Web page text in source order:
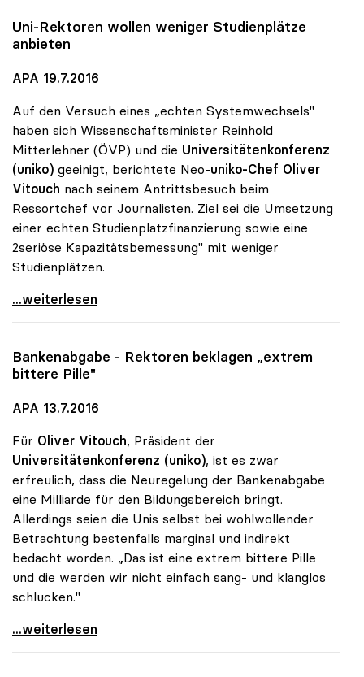
Uni-Rektoren wollen weniger Studienplätze
anbieten
APA 19.7.2016
Auf den Versuch eines „echten Systemwechsels"
haben sich Wissenschaftsminister Reinhold
Mitterlehner (ÖVP) und die Universitätenkonferenz
(uniko) geeinigt, berichtete Neo-uniko-Chef Oliver
Vitouch nach seinem Antrittsbesuch beim
Ressortchef vor Journalisten. Ziel sei die Umsetzung
einer echten Studienplatzfinanzierung sowie eine
2seriöse Kapazitätsbemessung" mit weniger
Studienplätzen.
Uni-Rektoren wollen weniger Studienplätze anbieten
...weiterlesen
Bankenabgabe - Rektoren beklagen „extrem
bittere Pille"
APA 13.7.2016
Für Oliver Vitouch, Präsident der
Universitätenkonferenz (uniko), ist es zwar
erfreulich, dass die Neuregelung der Bankenabgabe
eine Milliarde für den Bildungsbereich bringt.
Allerdings seien die Unis selbst bei wohlwollender
Betrachtung bestenfalls marginal und indirekt
bedacht worden. „Das ist eine extrem bittere Pille
und die werden wir nicht einfach sang- und klanglos
schlucken."
Bankenabgabe - Rektoren beklagen „extrem bittere
...weiterlesen